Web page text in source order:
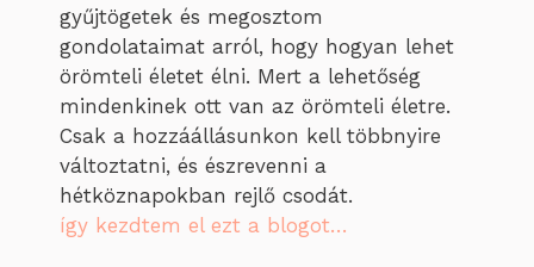
gyűjtögetek és megosztom
gondolataimat arról, hogy hogyan lehet
örömteli életet élni. Mert a lehetőség
mindenkinek ott van az örömteli életre.
Csak a hozzáállásunkon kell többnyire
változtatni, és észrevenni a
hétköznapokban rejlő csodát.
így kezdtem el ezt a blogot…